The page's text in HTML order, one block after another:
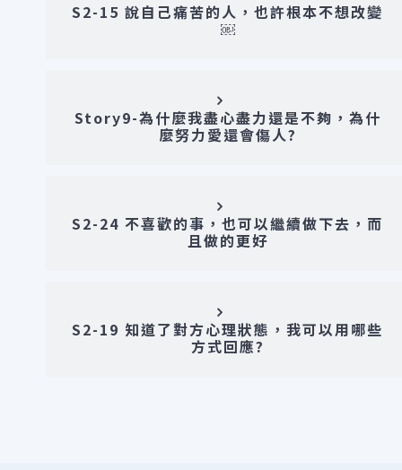
S2-15 說自己痛苦的人，也許根本不想改變
￼
Story9-為什麼我盡心盡力還是不夠，為什
麼努力愛還會傷人?
S2-24 不喜歡的事，也可以繼續做下去，而
且做的更好
S2-19 知道了對方心理狀態，我可以用哪些
方式回應?